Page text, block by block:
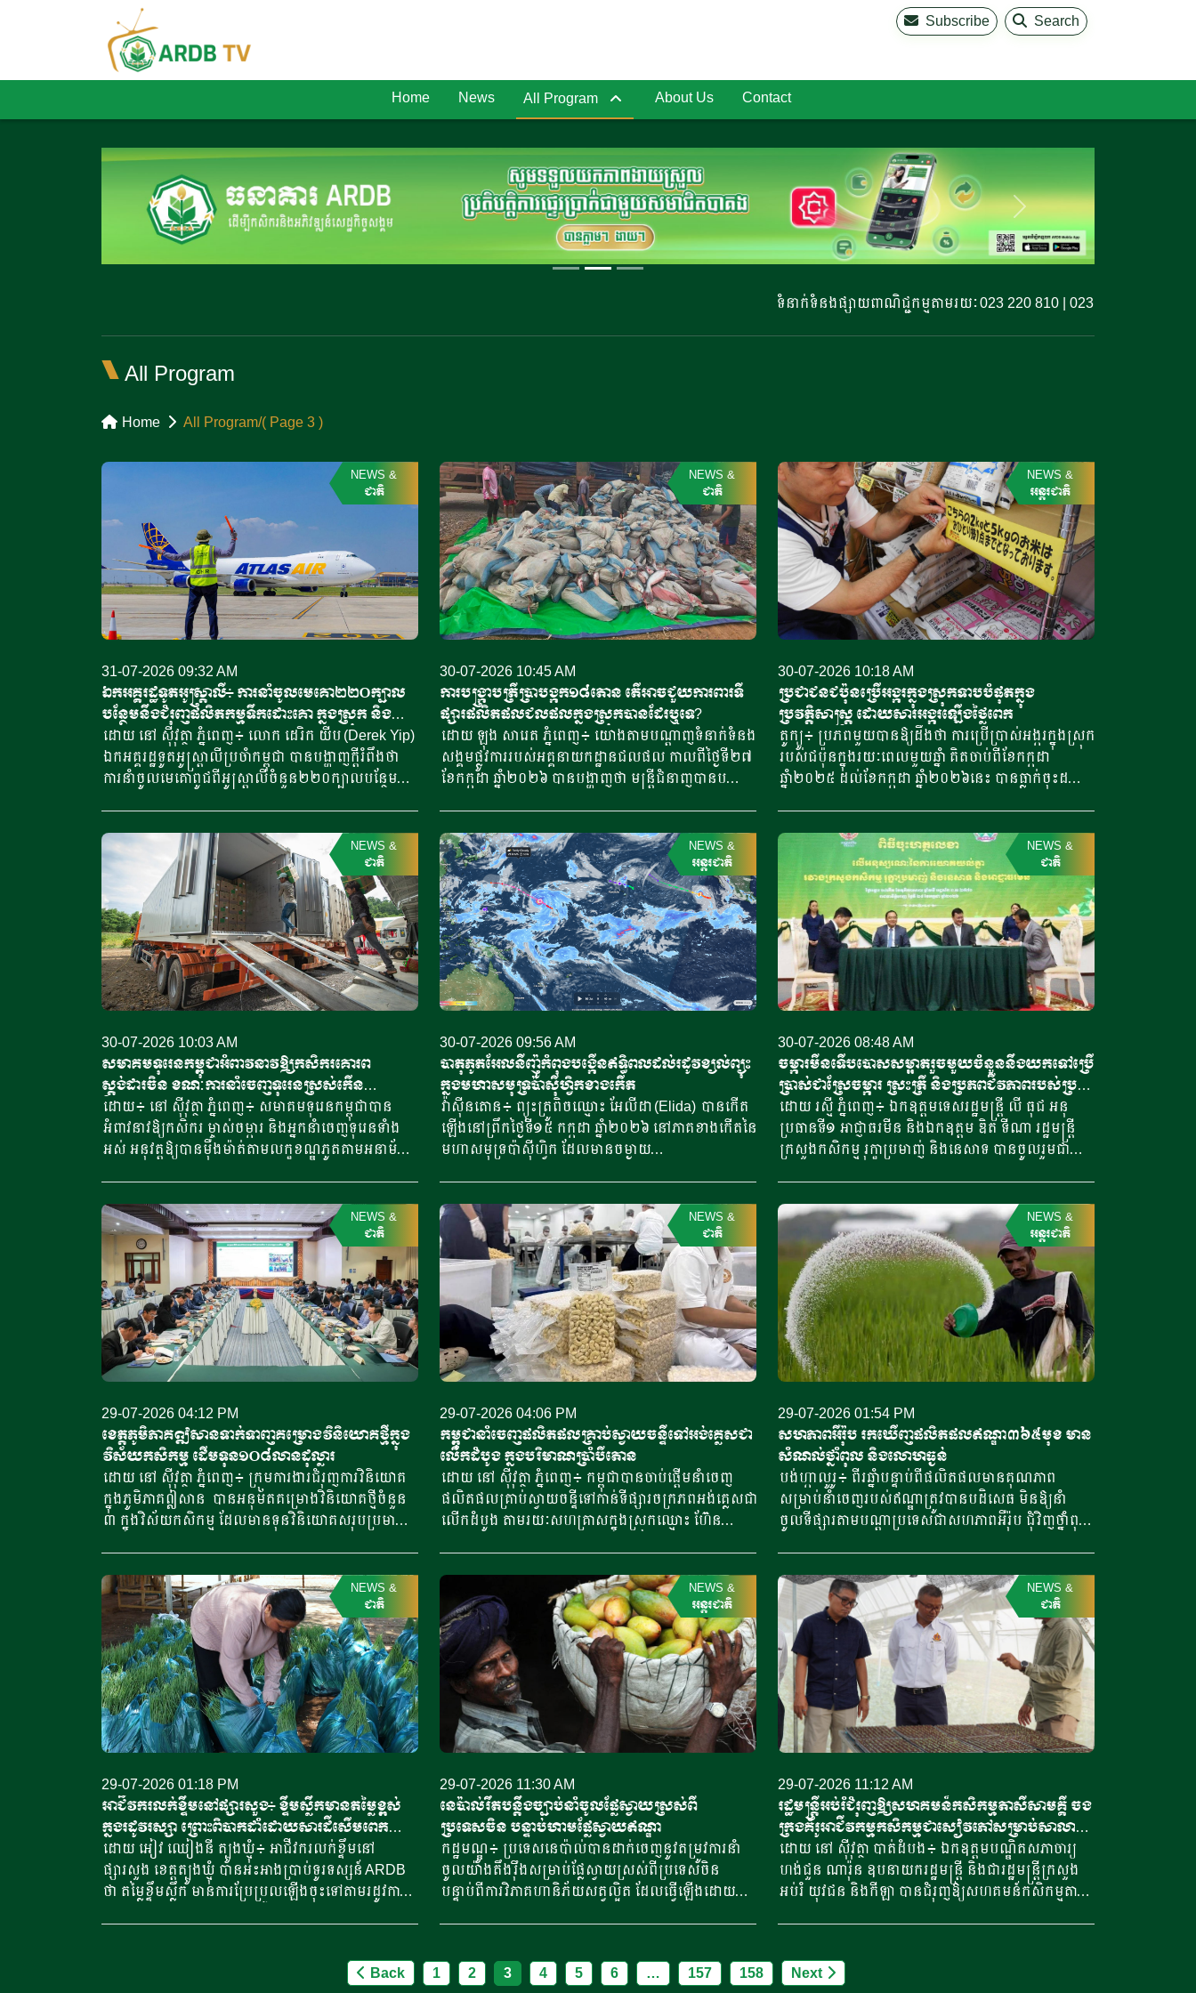
Subscribe Search
Home News All Program About Us Contact
ទំនាក់ទំនងផ្សាយពាណិជ្ជកម្មតាមរយៈ 023 220 810 | 023 220 811 | 099 327
All Program
Home All Program ( Page 3 )
NEWS &
ជាតិ
31-07-2026 09:32 AM
ឯកអគ្គរដ្ឋទូតអូស្ត្រាលី៖ ការនាំចូលមេគោ២២០ក្បាល
បន្ថែមនឹងជំរុញផលិតកម្មទឹកដោះគោ ក្នុងស្រុក និងកាត់
បន្ថយការនាំចូល
ដោយ នៅ ស៊ីវុត្ថា ភ្នំពេញ៖ លោក ដេរិក យីប (Derek Yip)
ឯកអគ្គរដ្ឋទូតអូស្ត្រាលីប្រចាំកម្ពុជា បានបង្ហាញក្តីរំពឹងថា
ការនាំចូលមេគោពូជពីអូស្ត្រាលីចំនួន២២០ក្បាលបន្ថែម
និងកាត់បន្ថយការពឹងផ្អែកលើការនាំចូលពីបរទេស ព្រមទាំង
បង្កើតឱកាសការងារ និងជំរុញការអភិវឌ្ឍខ្សែច្រវាក់តម្លៃក្នុង
វិស័យទឹកដោះគោកម្ពុជា។ ការលើកឡើងនេះ ធ្វើឡើងក្នុង
ឱកាសលោកបានអញ្ជើញទៅទស្សនាកសិដ្ឋាន គិរីសួគ៌
(Kirisu Farm) ក្នុងខេត្តតាកែវ ដើម្បីស្វាគមន៍មេគោស្ទាវ
ពូជហូលស្តីន ហាយហ្វឺ (Holstein) ពីអូស្ត្រាលី ដែលទើបនាំ
ចូលមកដល់កម្ពុជា។ ការនាំចូលលើកនេះ បានធ្វើឱ្យចំនួន
ហ្វូងគោសរុបរបស់កសិដ្ឋានកើនឡើងដល់ប្រមាណ១
៤០០ក្បាល។ លោក ដេរិក យីប បានមានប្រសាសន៍ថា ការ
ពង្រីកហ្វូងគោនេះនឹងជួយឱ្យកសិដ្ឋានអាចផលិតទឹក
ដោះគោស្រស់ យ៉ាអួ និងផលិតផលទឹកដោះគោផ្សេងៗ បាន
កាន់តែច្រើនសម្រាប់ផ្គត់ផ្គង់ទីផ្សារក្នុងស្រុក ស្របពេល
តម្រូវការរបស់អ្នកប្រើប្រាស់កម្ពុជាកំពុងកើនឡើងជាបន្ត
បន្ទាប់។ លោកបន្តថា ភាពជាដៃគូរវាងអូស្ត្រាលី និងកសិ
ដ្ឋានគិរីសួគ៌ គឺជាគំរូជោគជ័យមួយនៃកិច្ចសហប្រតិបត្តិការ
រវាងប្រទេសទាំងពីរ ក្នុងការអភិវឌ្ឍឧស្សាហកម្មកសិកម្មថ្មីៗ
ពង្រីកទំហំពាណិជ្ជកម្ម លើកកម្ពស់សន្តិសុខស្បៀង និងរួម
ចំណែកកសាងសេដ្ឋកិច្ចកម្ពុជាឱ្យកាន់តែរីកចម្រើន និងមាន
វិបុលភាព។ លោកបានបញ្ជាក់ថា ផលិតផលទឹកដោះគោ ជា
ពិសេសទឹកដោះគោស្រស់ គឺជាប្រភពសារធាតុចិញ្ចឹមដ៏
សំខាន់ ដែលជួយដល់ការលូតលាស់របស់ឆ្អឹង […]
NEWS &
ជាតិ
30-07-2026 10:45 AM
ការបង្ក្រាបត្រីប្រាបង្កក​​១៨តោន តើ​អាចជួយការពារ​ទី
ផ្សារផលិតផល​ជលផល​ក្នុងស្រុកបានដែរឬទេ?
ដោយ ឡុង សារេត​ ភ្នំពេញ​៖ យោងតាម​បណ្តាញទំនាក់ទំនង
សង្គម​ផ្លូវការរបស់អគ្គនាយក​ដ្ឋាន​ជលផល​ កាលពីថ្ងៃទី​២៧
ខែកក្កដា​ ឆ្នាំ២០២៦ បានបង្ហាញថា​ ​មន្ត្រីជំនាញបានបង្ក្រាប​
បង្ក្រាប​​ត្រីប្រាខាងលើនេះ តំណាងសមាគមវារីវប្បករនៅ
កម្ពុជា បាន​សម្តែងនូវការគាំទ្រ​ និង​មានការរីករាយជាខ្លាំង​។
តែទោះជាបែបនេះក្តី តើការបង្ក្រាប​ត្រីប្រា​ចំនួន​១៨តោននេះ
អាចជួយការពារ​ទីផ្សារផលិតផលជលផល​នៅក្នុងស្រុកបាន
ដែរឬទេ ? លោក ឡែមផូរ សុថាវរិទ្ធ ប្រធានគណៈកម្មការ
ប្រតិបត្តិ​សមាគមវារីវប្បករនៅកម្ពុជា​ បានឱ្យដឹង​ថា ចំពោះ
ការបង្ក្រាប​ការនាំចូលត្រីប្រាបង្កក​អត់មានអាជ្ញាបណ្ណ​នេះ​
ខាងសមាគម​វារីវប្បករកម្ពុជា​មានសេចក្តីរីករាយណាស់​។
ការនាំចូលត្រីប្រាបែបនេះ ​មាន​តាំងពីមុន​ពេលកម្ពុជាមាន
បញ្ហាបិទព្រំដែនជាមួយថៃ​ ហើយក្រោយបិទព្រំដែនក៏មាន
ការនាំចូល​ដដែល​ ហើយខាងសមាគមក៏បានរាយការណ៍ទៅ
អាជ្ញាធរពាក់ព័ន្ធ​ តែមិនឃើញ​បង្ក្រាបដូចលើកនេះទេ។​ ​
លោកបានសង្កត់ធ្ងន់ថា ការបង្ក្រាប​លើកនេះ​នឹងជួយការពារ​
ដល់ផលិតផល​នៅក្នុងស្រុកបានខ្លះ ដោយសារវាជាការ
ព្រមាន​ដល់​អ្នករកស៊ី ឬជនខិលខូចដទៃទៀត ដែលលួចនាំ
ចូលខុសច្បាប់​​​ បើទោះបីអ្នកខ្លះមិនបាននាំចូលត្រីប្រា​បង្កក
នេះក៏ដោយ​ ​ ដែលចង់យកមកបំផ្លាញទីផ្សារក្នុងស្រុក​​ឱ្យ
មានការរុញរា​​។​ ​លោក ឡែមផូរ សុថាវរិទ្ធិ បង្ហាញក្តីរំពឹងថា
“ការបង្ក្រាបត្រីប្រាបង្កក ដែលមានប្រភពនាំមកពីប្រទេសថៃ​
ឆ្លងកាត់ប្រទេសឡាវនេះ​ អាចជួយការពារ​ផលិតផល​ត្រីប្រា​
ក្នុងស្រុក រួចផុតពីការបំផ្លាញពីត្រីប្រា​បង្កក​និង​ និងជួយ
ការពារសុខភាព​របស់ប្រជាពលរដ្ឋ​ ពីព្រោះត្រីប្រានេះ​គេ​
ចិញ្ចឹមឱ្យស៊ីលាមកសត្វមាន់ លាមកសត្វទា​ ពោះវៀនទា […]
NEWS &
អន្តរជាតិ
30-07-2026 10:18 AM
ប្រជាជនជប៉ុនប្រើអង្ករក្នុងស្រុកទាបបំផុតក្នុង
ប្រវត្តិសាស្ត្រ ដោយសារអង្ករឡើងថ្លៃពេក
តូក្យូ៖ ប្រភពមួយបានឱ្យដឹងថា ការប្រើប្រាស់អង្ករក្នុងស្រុក
របស់ជប៉ុនក្នុងរយៈពេលមួយឆ្នាំ គិតចាប់ពីខែកក្កដា
ឆ្នាំ២០២៥ ដល់ខែកក្កដា ឆ្នាំ២០២៦នេះ បានធ្លាក់ចុះដល់
ខែកក្កដា ឆ្នាំ២០២៦នេះថា មូលហេតុភាគច្រើនបណ្តាលមក
ការកើនឡើងនៃការនាំចូលអង្ករពីរទេស ក្រោយពីតម្លៃអង្ករ
ផលិតក្នុងស្រុកបានហក់ឡើងដោយសារជួបបញ្ហាខ្វះអង្ករ
យ៉ាងច្រើនពេក នៅក្នុងរដូវក្តៅឆ្នាំ២០២៤។ ទិន្នន័យនេះត្រូវ
បានបង្ហាញនៅក្នុងកិច្ចប្រជុំក្រុមប្រឹក្សាស្បៀងអាហារ
កសិកម្ម និងគោលនយោបាយសម្រាប់តំបន់ជនបទ ដើម្បី
ផ្តល់យោបល់ដល់រដ្ឋមន្ត្រីកសិកម្មជប៉ុន។ កាលពីខែកញ្ញា
ឆ្នាំ២០២៥ ក្រសួងកសិកម្ម រក្ខាប្រម៉ាញ់ និងនេសាទរបស់
ជប៉ុន បានប៉ាន់ប្រមាណថា តម្រូវការអង្ករក្នុងស្រុកក្នុងរយៈ
ពេលមួយឆ្នាំ នឹងមានចន្លោះពី៦,៩៧លាន
ទៅ៧,១១លានតោន។ ការព្យាករណ៍នេះ ត្រូវបានទម្លាក់មក
នៅត្រឹម៦,៩១លាន ទៅ៧,០៤លានតោន ក្នុងខែមីនា
ឆ្នាំ២០២៦នេះ ប៉ុន្តែការប្រើប្រាស់ជាក់ស្តែងនៅតែតិចជាង
ការព្យាករណ៍នេះ។ ភាពច្របូកច្របល់នៃទីផ្សារអង្ករជប៉ុន
បានកើតឡើងចាប់តាំងពីរដូវក្តៅ ឆ្នាំ២០២៤ ដោយសារតែ
ការព្យាករណ៍តម្រូវការអង្កររបស់រដ្ឋាភិបាល បានធ្លាក់ចុះ
ទាបជាងការប្រើប្រាស់ជាក់ស្តែង។ ជាបន្តបន្ទាប់រដ្ឋាភិបាល
ជប៉ុន បានផ្លាស់ប្តូរវិធីសាស្ត្រព្យាករណ៍កាលពីខែកញ្ញា
ឆ្នាំ២០២៥ ដោយបន្ថែមការប្រើប្រាស់អាចកើនឡើង
ដោយសារសង្ឃឹមនឹងមានភ្ញៀវទេចរបរទេសមកលេង
ប្រទេសជប៉ុនច្រើន។ ទន្ទឹមនឹងនេះដែរ ទិន្នផលស្រូវ
ឆ្នាំ២០២៥ មានបរិមាណត្រឹមចំនួន៧,៤៧លានតោន។ ជា
លទ្ធផល ស្តុកស្រូវក្នុងឃ្លាំងរបស់វិស័យឯកជនមាន
បរិមាណសរុបបានត្រឹមតែ២,៤៣លានតោន ដែលជា
កំណត់ត្រាខ្ពស់បំផុត កាលពីចុងខែមិថុនា ឆ្នាំ២០២៦នេះ។
ចំណែកតម្លៃអង្ករជប៉ុនលក់រាយ ដែលបានស្ថិតក្នុងនិន្នាការ
NEWS &
ជាតិ
30-07-2026 10:03 AM
សមាគមទុរេនកម្ពុជាអំពាវនាវឱ្យកសិករគោរព
ស្តង់ដារចិន ខណៈការនាំចេញទុរេនស្រស់កើន
ជិត៤០ដង
ដោយ៖ នៅ ស៊ីវុត្ថា ភ្នំពេញ៖ សមាគមទុរេនកម្ពុជាបាន
អំពាវនាវឱ្យកសិករ ម្ចាស់ចម្ការ និងអ្នកនាំចេញទុរេនទាំង
អស់ អនុវត្តឱ្យបានម៉ឺងម៉ាត់តាមលក្ខខណ្ឌភូតគាមអនាម័យ
ការនាំចេញទុរេនស្រស់របស់កម្ពុជាទៅកាន់ប្រទេសចិនកំពុង
បន្តកើនឡើងយ៉ាងគំហុក។ គិតត្រឹមថ្ងៃទី២៤ ខែកក្កដា
ឆ្នាំ២០២៦ កម្ពុជាបាននាំចេញទុរេនស្រស់ទៅកាន់
ប្រទេសចិនសរុប៥ ៧៣៨តោន ដែលកើនឡើងជិត៤០ដង
បើធៀបនឹងបរិមាណនាំចេញសរុបពេញមួយឆ្នាំ២០២៥។
លោក រឿន រតនា លេខាប្រតិបត្តិសមាគមទុរេនកម្ពុជា បាន
ប្រាប់ទូរទស្សន៍អនឡាញ ARDB TV នៅថ្ងៃទី២៩ ខែកក្កដា
ឆ្នាំ២០២៦ថា អគ្គរដ្ឋបាលគយចិនបានហាមឃាត់ការប្រើ
ប្រាស់សារធាតុសម្លាប់សត្វល្អិតចំនួនប្រាំប្រភេទ លើទុរេននាំ
ចូលទៅកាន់ប្រទេសចិន រួមមាន ហ្វីប្រូនីល (Fipronil) កាបូ
ស៊ុលហ្វាន (Carbsulfan) កាបូហ្វូរ៉ាន (Carbofuran) អាសេ
ហ្វាត (Acephate) និងឌីមេតូអេត (Dimetoate)។ យោង
តាមទិន្នន័យ ដែលបានលើកឡើងដោយឯកឧត្តម វ៉ាង
វិនពីន (Wang Wenbin) ឯកអគ្គរដ្ឋទូតចិនប្រចាំកម្ពុជា
បង្ហាញថា ការនាំចេញទុរេនស្រស់របស់កម្ពុជាទៅកាន់
ប្រទេសចិន បានកើនឡើងយ៉ាងគំហុកក្នុងឆ្នាំ២០២៦។ ឯក
ឧត្តមបានបញ្ជាក់ថា កំណើននេះមួយផ្នែក គឺដោយសារការ
បើកដំណើរការច្រកដឹកជញ្ជូនផ្លូវគោកថ្មីឆ្លងកាត់ប្រទេសឡាវ
[…]
NEWS &
អន្តរជាតិ
30-07-2026 09:56 AM
បាតុភូតអែលនីញ៉ូកំពុងបង្កើនឥទ្ធិពលដល់រដូវខ្យល់ព្យុះ
ក្នុងមហាសមុទ្រប៉ាស៊ីហ្វិកខាងកើត
វ៉ាស៊ីនតោន៖ ព្យុះត្រូពិចឈ្មោះ អែលីដា (Elida) បានកើត
ឡើងនៅព្រឹកថ្ងៃទី១៥ កក្កដា ឆ្នាំ២០២៦ នៅភាគខាងកើតនៃ
មហាសមុទ្រប៉ាស៊ីហ្វិក ដែលមានចម្ងាយ
បង្កើនឥទ្ធិពលដល់រដូវព្យុះសង្ឃរា។ មជ្ឈមណ្ឌលព្យុះសង្ឃរា
អាម៉េរិក បាននិយាយថា ព្យុះអែលីដាមានល្បឿន
ខ្យល់អតិបរមា៦៤គីឡូម៉ែត្រក្នុងមួយម៉ោង ហើយកំពុងប្រែ
ប្រួលទៅជាខ្យល់ព្យុះដ៏ខ្លាំង នៅយប់ថ្ងៃព្រហស្បតិ៍នេះ ហើយ
នឹងក្លាយជាខ្យល់ព្យុះសង្ឃរាដំបូងគេនៅតំបន់ប៉ាស៊ីហ្វិកខាង
កើត ក្នុងរដូវខ្យល់ព្យុះឆ្នាំ២០២៦នេះ។ មជ្ឈមណ្ឌល
ព្យាករណ៍អាកាសធាតុបាននិយាយថា ឥទ្ធិពល
បាតុភូតអែលនីញ៉ូ បង្កឱ្យមានសំណើមត្រូពិច ដែលនៅទី
បំផុតពោរពេញទៅដោយភ្លៀងមូសុងធ្លាក់ជោគជាំ នៅទូ
ទាំងភាគនិរតីនៃសហរដ្ឋអាមេរិក នាចុងសប្តាហ៍នេះ។។
ទន្ទឹមនឹងនេះដែរ អ្នកវិទ្យាសាស្ត្រកំពុងតាមដានតំបន់បីផ្សេង
ទៀត នៅទូទាំងតំបន់ប៉ាស៊ីហ្វិកកណ្តាល និងប៉ាស៊ីហ្វិកខាង
កើត ដើម្បីដឹងច្បាស់ពីការប្រែប្រួលចុងក្រោយបំផុតរបស់
ព្យុះអែលីណា។ មានចំណុចសង្ស័យពីរកន្លែង ដែលទំនង
កើតជាព្យុះ គឺស្ថិតនៅភាគខាងត្បូងនៃកោះរដ្ឋហាវ៉ៃ អាច
មានព្យុះមួយទៀត ក្នុងរយៈពេលពីរថ្ងៃខាងមុខ និងនៅតំបន់
មួយទៀត អាចរលាយបាត់ទៅវិញ។ តំបន់មួយទៀត ដែល
ត្រូវតាមដានដែរ មានចម្ងាយរាប់រយគីឡូម៉ែត្រពីឆ្នេរ
សមុទ្រភាគខាងត្បូងប្រទេសម៉ិកស៊ិក កំពុងមានការប្រែ
ប្រួលលឿន អាចកើតជាព្យុះក្នុងរយៈពេលពី៧ ទៅ១០ថ្ងៃ
ខាងមុខ។ ដោយសម្លឹងមើលទៅមុខបន្ថែមទៀត ការ
ព្យាករណ៍រយៈពេលវែងពីមជ្ឈមណ្ឌលព្យាករណ៍អាកាសធាតុ
នៃរដ្ឋបាលមហាសមុទ្រ និងបរិយាកាសរបស់
សហរដ្ឋអាមេរិក កំពុងបង្ហាញពីឱកាសកើនឡើងនៃព្យុះ
ត្រូពិចកាន់តែខិតទៅជិតកោះហាវ៉ៃ នៅចុងខែកក្កដា។ ព្យុះ
ទាំងអស់នេះកើតឡើងចំពេលអែលនីញ៉ូ កំពុងបង្កើនឥទ្ធិពល
ជាធម្មតាបង្កើនឥទ្ធិពលព្យុះត្រូពិចនៅក្នុងមហាសមុទ្រប៉ា
ស៊ីហ្វិកខាងកើត […]
NEWS &
ជាតិ
30-07-2026 08:48 AM
ចម្ការមីនទើបបោសសម្អាតរួចមួយចំនួននឹងយកទៅប្រើ
ប្រាស់ជាស្រែចម្ការ ស្រះត្រី និងប្រភពជីវភាពរបស់ប្រជា
ពលរដ្ឋ
ដោយ រស្មី ភ្នំពេញ៖ ឯកឧត្ដមទេសរដ្ឋមន្រ្តី លី ធុជ អនុ
ប្រធានទី១ អាជ្ញាធរមីន និងឯកឧត្ដម ឌិត ទីណា រដ្ឋមន្ត្រី
ក្រសួងកសិកម្ម រុក្ខាប្រមាញ់ និងនេសាទ បានចូលរួមជា
និងនេសាទ ស្តីពីកិច្ចសហប្រតិបត្តិការជំរុញ និងអភិវឌ្ឍ
វិស័យកសិកម្មលើដីទើបបានបោសសម្អាតមីនរួចរាល់។ ថ្លែង
ក្នុងពិធី ដែលរៀបចំឡើងនៅថ្ងៃទី២៨ ខែកក្កដា ឆ្នាំ២០២៦
នាទីស្តីការក្រសួងកសិកម្ម ឯកឧត្តមបណ្ឌិត លី ធុជ
បានគូសបញ្ជាក់ថា អតីតចម្ការមីនទើបបានបោសសម្អាត
រួចរាល់ មិនមែនគ្រាន់តែជាការលុបបំបាត់គ្រោះថ្នាក់ប៉ុណ្ណោះ
ទេ ថែមទាំងត្រូវប្រែក្លាយទៅជាដីផលិតកម្ម ដែលរួមចំណែក
ពង្រឹងសន្តិសុខស្បៀង អភិវឌ្ឍសេដ្ឋកិច្ចសហគមន៍ និងកាត់
បន្ថយភាពក្រីក្រ។ នេះជាការអនុវត្តជាក់ស្តែងនូវចក្ខុវិស័យ
របស់រាជរដ្ឋាភិបាល ដែលចាត់ទុកថា «សន្តិភាពត្រូវតែប្រែ
ក្លាយជាអ្វីដែលប្រជាពលរដ្ឋអាចរស់នៅបាន» ពោលគឺ ប្រែ
ក្លាយសន្តិភាពទៅជាដីមានសុវត្ថិភាព សន្តិសុខស្បៀង និង
ជីវភាពកាន់តែល្អប្រសើរសម្រាប់ប្រជាពលរដ្ឋ។ ឯកឧត្តម
បណ្ឌិត លី ធុជ បានបញ្ជាក់ថា អនុស្សរណៈនៃការយោគ
យល់គ្នានេះ គឺជាការផ្សារភ្ជាប់សកម្មភាពមីនជាមួយវិស័យ
កសិកម្ម ដើម្បីប្រែក្លាយដី ដែលធ្លាប់រងការគំរាមកំហែង
ដោយសារមីន និងសំណល់ជាតិផ្ទុះពីសង្គ្រាម ឱ្យក្លាយជាដី
មានសុវត្ថិភាពសម្រាប់ការដាំដុះ បង្កបង្កើនផល និងបង្កើត
ប្រាក់ចំណូល។ អាជ្ញាធរមីនទទួលខុសត្រូវបោសសម្អាតដីឱ្យ
មានសុវត្ថិភាព […]
NEWS &
ជាតិ
29-07-2026 04:12 PM
ខេត្តភូមិភាគឦសានទាក់ទាញគម្រោងវិនិយោគថ្មីក្នុង
វិស័យកសិកម្ម ដើមទុន១០៨លានដុល្លារ
ដោយ នៅ ស៊ីវុត្ថា ភ្នំពេញ៖ ក្រុមការងារជំរុញការវិនិយោគ
ក្នុងភូមិភាគឦសាន បានអនុម័តគម្រោងវិនិយោគថ្មីចំនួន
៣ ក្នុងវិស័យកសិកម្ម ដែលមានទុនវិនិយោគសរុបប្រមាណ
ភូមិភាគឦសាន។ ការអនុម័តនេះ ធ្វើឡើងក្នុងកិច្ចប្រជុំ
លើកទី៦ របស់ក្រុមការងារជំរុញការវិនិយោគក្នុងភូមិភាគ
ឦសាន ដែលដឹកនាំដោយ ឯកឧត្តមបណ្ឌិតសភាចារ្យ ហ៊ាន
សាហ៊ីប ទីប្រឹក្សាផ្ទាល់សម្តេចមហាបវរធិបតីនាយករដ្ឋមន្ត្រី
រដ្ឋលេខាធិការក្រសួងសេដ្ឋកិច្ច និងហិរញ្ញវត្ថុ និងជាប្រធាន
ក្រុមការងារ កាលពីព្រឹកថ្ងៃទី២៨ ខែកក្កដា ឆ្នាំ២០២៦។
គម្រោងវិនិយោគទាំងបីរួមមាន ការដាំដុះដើមកាហ្វេ និង
កាកាវ ការចិញ្ចឹមសត្វចម្រុះ និងសត្តឃាតដ្ឋាន ព្រមទាំងការ
បង្កើតរោងចក្រកែច្នៃផលិតផលកសិកម្ម។ គម្រោងទាំងនេះ
ត្រូវបានរំពឹងថានឹងជួយពង្រឹងខ្សែច្រវាក់តម្លៃវិស័យកសិកម្ម
បង្កើនការកែច្នៃក្នុងស្រុក និងជំរុញការអភិវឌ្ឍសេដ្ឋកិច្ចនៅ
ភូមិភាគឦសាន។ ថ្លែងក្នុងកិច្ចប្រជុំ ឯកឧត្តម
បណ្ឌិតសភាចារ្យ ហ៊ាន សាហ៊ីប បានលើកឡើងថា ទោះបី
ស្ថានភាពសេដ្ឋកិច្ចពិភពលោកនៅតែប្រឈមនឹងបញ្ហា
ប្រឈមជាច្រើនក៏ដោយ កម្ពុជានៅតែរក្សាបាននូវភាព
ទាក់ទាញសម្រាប់វិនិយោគិនជាតិ និងអន្តរជាតិ ដោយសារ
ស្ថិរភាពនយោបាយ បរិយាកាសវិនិយោគល្អ និងការយកចិត្ត
ឯកឧត្តមបានបញ្ជាក់ថា ក្នុងអំឡុងដំណើរទស្សនកិច្ចរបស់ស
NEWS &
ជាតិ
29-07-2026 04:06 PM
កម្ពុជានាំចេញផលិតផលគ្រាប់ស្វាយចន្ទីទៅអង់គ្លេសជា
លើកដំបូង ក្នុងបរិមាណប្រាំបីតោន
ដោយ នៅ ស៊ីវុត្ថា ភ្នំពេញ៖ កម្ពុជាបានចាប់ផ្តើមនាំចេញ
ផលិតផលគ្រាប់ស្វាយចន្ទីទៅកាន់ទីផ្សារចក្រភពអង់គ្លេសជា
លើកដំបូង តាមរយៈសហគ្រាសក្នុងស្រុកឈ្មោះ​ ហ៊ែន
ភ្នាក់ងារឥណទាននាំចេញរបស់រដ្ឋាភិបាលចក្រភពអង់គ្លេស
(United Kingdom’s Export Finance) ដែលជាស្ថាប័ន
ផ្តល់ការគាំទ្រផ្នែកហិរញ្ញវត្ថុ និងការធានាពាណិជ្ជកម្ម ដើម្បី
ជំរុញការនាំចេញ និងការវិនិយោគអន្តរជាតិ។ យោងតាម
ស្ថានទូតចក្រភពអង់គ្លេសប្រចាំកម្ពុជា នៅថ្ងៃទី២៨ ខែ
កក្កដា ឆ្នាំ២០២៦ បានឱ្យដឹងថា ការនាំចេញលើកដំបូងនេះ
គឺជាសមិទ្ធផលដ៏គួរឱ្យមោទនភាពមួយនៃកិច្ចសហប្រតិបត្តិ
ការពាណិជ្ជកម្មរវាងកម្ពុជា និងចក្រភពអង់គ្លេស។ ស្ថានទូត
បានបញ្ជាក់ថា ការដឹកជញ្ជូនផលិតផលគ្រាប់ស្វាយចន្ទី
របស់សហគ្រាសក្នុងស្រុកឈ្មោះ​ ហ៊ែនក្រាហ្វធីត ឃែស៊ូ
ណាត់ ស្ទឹងត្រែង ទៅកាន់ចក្រភពអង់គ្លេសសម្រាប់
ឆ្នាំ២០២៦ បានចាប់ផ្តើមជាផ្លូវការហើយ។ ក្រោមការគាំទ្រ
របស់ ទីភ្នាក់ងារឥណទាននាំចេញរបស់រដ្ឋាភិបាលចក្រភព
អង់គ្លេស ដូច្នេះសហគ្រាស ហ៊ែនក្រាហ្វធីត ឃែស៊ូ ណាត់
ស្ទឹងត្រែង អាចពង្រីកការចូលទៅកាន់ទីផ្សារចក្រភព
អង់គ្លេសដោយជោគជ័យ ដែលឆ្លុះបញ្ចាំងពីគុណភាព
ស្តង់ដារ និងសក្ដានុពលនៃវិស័យកែច្នៃកសិផលរបស់
ក្រុមការងាររបស់សហគ្រាស ហ៊ែនក្រាហ្វធីត ឃែស៊ូ ណាត់
NEWS &
អន្តរជាតិ
29-07-2026 01:54 PM
សហភាពអឺរ៉ុប រកឃើញផលិតផលឥណ្ឌា៣៦៥មុខ មាន
សំណល់ថ្នាំពុល និងលោហធ្ងន់
បង់ហ្កាលូរូ៖ ពីរឆ្នាំបន្ទាប់ពីផលិតផលមានគុណភាព
សម្រាប់នាំចេញរបស់ឥណ្ឌាត្រូវបានបដិសេធ មិនឱ្យនាំ
ចូលទីផ្សារតាមបណ្តាប្រទេសជាសហភាពអឺរ៉ុប ជុំវិញថ្នាំពុល
ដើម្បីទប់ស្កាត់ការប្រើប្រាស់ថ្នាំសម្លាប់សត្វល្អិតបង្កជំងឺ
មហារីកឡើយ។ សរុបទៅផលិតផលកសិកម្មនាំចូលពី
ប្រទេសឥណ្ឌាជិត៣៧០មុខ ត្រូវបានសមាជិកសហភាពអឺរ៉ុប
ទាំង២៧ប្រទេសរកឃើញថា មានផ្ទុកសារធាតុគីមីហាម
ឃាត់។ ការវិភាគទិន្នន័យពីអាជ្ញាធរសុវត្ថិភាពចំណីអាហារ
អឺរ៉ុប គណៈកម្មការសហភាពអឺរ៉ុប បានបង្ហាញថា ផលិតផល
ជាង៤៥០ត្រូវបានបដិសេធមិនឱ្យនាំចូល ឬដាក់តាំងលក់
នៅចន្លោះថ្ងៃទី១ ខែឧសភា ឆ្នាំ២០២៤ និងថ្ងៃទី៣០ ខែ
ឧសភា ឆ្នាំ២០២៦។ ចំណែកផលិតផលចំនួន៣៦៥មុខ ត្រូវ
បានបដិសេធដោយសារមានសំណល់ថ្នាំសម្លាប់សត្វ
ល្អិតលើសកម្រិត និងមានលោហធាតុធ្ងន់ ក្នុងនោះ
ប្រហែល៥០មុខ ត្រូវបានបដិសេធដោយសារមានផ្ទុកសារ
ធាតុគីមី អាចបង្កជំងឺមហារីក ដូចជាសារធាតុ សាល់
ម៉ូណេឡា (Salmonella) អាហ្វ្លាតុក្ស៊ីន ប៊ី១ (Aflatoxin B1)
និងអាក្រាតុក្ស៊ីន អេ (Ochratoxin A)។ រីឯផលិតផលជា
ច្រើនទៀត ត្រូវបានបដិសេធមិនឱ្យនាំចូល ពាក់ព័ន្ធនឹងការ
បំពុលបរិស្ថានតាមរយៈសារធាតុពុលនៅក្នុងប្រេងរ៉ែ។
ផលិតផលធ្វើដំណាប់ និងគ្រាប់ធញ្ញជាតិ ផលិតផលនំប៉័ង
NEWS &
ជាតិ
29-07-2026 01:18 PM
អាជីវករលក់ខ្ទឹមនៅផ្សារសួង៖ ខ្ទឹមស្លឹកមានតម្លៃខ្ពស់
ក្នុងរដូវរស្សា ព្រោះពិបាកដាំដោយសារដីសើមពេក
ធ្វើឱ្យខ្ទឹមរលួយ
ដោយ អៀវ ឈៀងនី ត្បូងឃ្មុំ៖ អាជីវករលក់ខ្ទឹមនៅ
ផ្សារសួង ខេត្តត្បូងឃ្មុំ បានអះអាងប្រាប់ទូរទស្សន៍ ARDB
ថា តម្លៃខ្ទឹមស្លឹក មានការប្រែប្រួលឡើងចុះទៅតាមរដូវកាល
ផ្សារសួង នៃខេត្តត្បូងឃ្មុំ បានរៀបរាប់ថា កាលពីចាប់ផ្តើម
NEWS &
អន្តរជាតិ
29-07-2026 11:30 AM
នេប៉ាល់រឹតបន្តឹងច្បាប់នាំចូលផ្លែស្វាយស្រស់ពី
ប្រទេសចិន បន្ទាប់ហាមផ្លែស្វាយឥណ្ឌា
កដ្ឋមណ្ឌូ៖ ប្រទេសនេប៉ាល់បានដាក់ចេញនូវតម្រូវការនាំ
ចូលយ៉ាងតឹងរ៉ឹងសម្រាប់ផ្លែស្វាយស្រស់ពីប្រទេសចិន
បន្ទាប់ពីការវិភាគហានិភ័យសត្វល្អិត ដែលធ្វើឡើងដោយ
ចង្រៃ ដែលមានហានិភ័យខ្ពស់ ព្រមទាំងរក្សាការនាំចូល
NEWS &
ជាតិ
29-07-2026 11:12 AM
រដ្ឋមន្ត្រីអប់រំជំរុញឱ្យសហគមន៍កសិកម្មតាសីសាមគ្គី ចង
ក្រងគំរូអាជីវកម្មកសិកម្មជាសៀវភៅសម្រាប់សាលា
រៀន និងគ្រឹះស្ថានសិក្សាស្រាវជ្រាវ
ដោយ នៅ ស៊ីវុត្ថា បាត់ដំបង៖ ឯកឧត្តមបណ្ឌិតសភាចារ្យ
ហង់ជួន ណារ៉ុន ឧបនាយករដ្ឋមន្ត្រី និងជារដ្ឋមន្ត្រីក្រសួង
អប់រំ យុវជន និងកីឡា បានជំរុញឱ្យសហគមន៍កសិកម្មតាសី
ស្រាវជ្រាវ និងអភិវឌ្ឍបន្ថែមលើបច្ចេកទេសកសិកម្ម ឆ្ពោះ
Posts
Back 1 2 3 4 5 6 … 157 158 Next